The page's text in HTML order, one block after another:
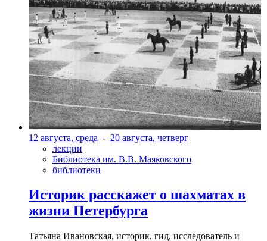
12 августа, среда - 20 августа, четверг
лекции
Библиотека им. В.В. Маяковского
библиотеки
Историк расскажет о шахматах в
жизни Петербурга
Татьяна Ивановская, историк, гид, исследователь и